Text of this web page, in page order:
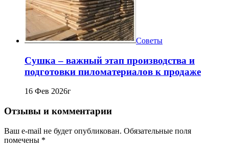
Советы
Сушка – важный этап производства и
подготовки пиломатериалов к продаже
16 Фев 2026г
Отзывы и комментарии
Ваш e-mail не будет опубликован. Обязательные поля
помечены *